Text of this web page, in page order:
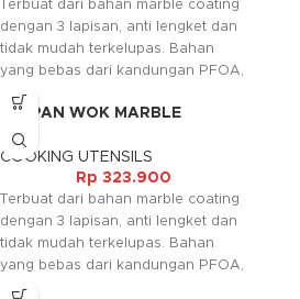
Terbuat dari bahan marble coating
dengan 3 lapisan, anti lengket dan
tidak mudah terkelupas. Bahan
yang bebas dari kandungan PFOA,
PTFE, Cadmium,Lead dan memiliki
standarisasi FOOD GRADE
sehingga aman untuk digunakan.
Gagang seperti kayu alami yang
membuat kesan dari produk ini
tampak elegant dan pada
gagangnya di lengkapi juga
dengan soft touch handle serta
lapisan anti licin. Pada bagian
bawah terdapat induction bottom
FRYPAN WOK MARBLE
GAGANG KAYU 26CM
COOKING UTENSILS
Rp 323.900
Terbuat dari bahan marble coating
dengan 3 lapisan, anti lengket dan
tidak mudah terkelupas. Bahan
yang bebas dari kandungan PFOA,
PTFE, Cadmium,Lead dan memiliki